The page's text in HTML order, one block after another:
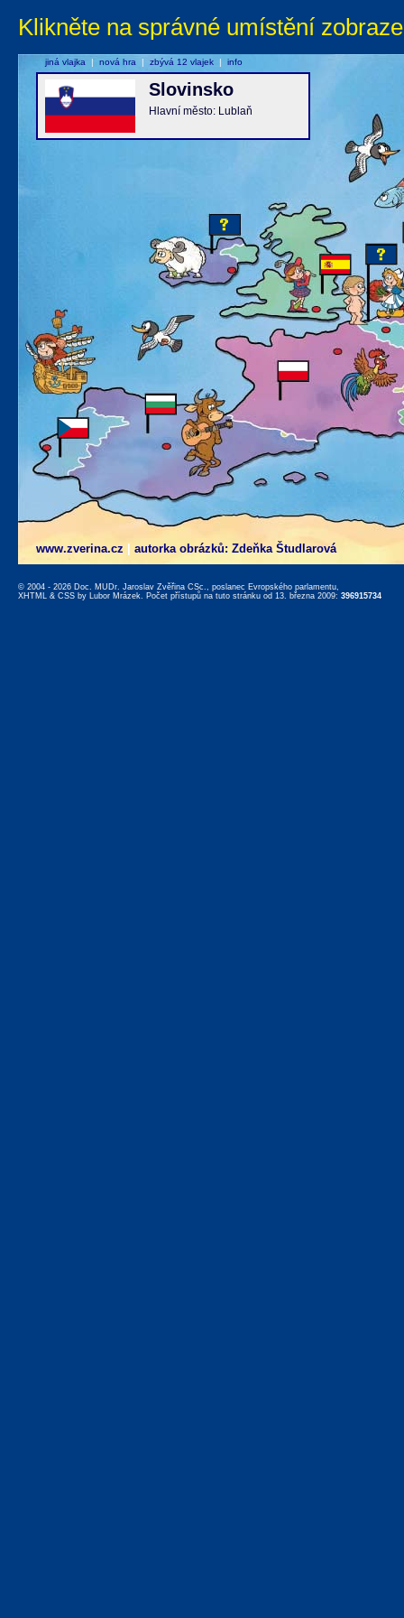
Klikněte na správné umístění
www.zverina.cz autorka obrázků: Zdeňka Študlarová
Slovinsko
Hlavní město: Lublaň
jiná vlajka | nová hra | zbývá 12 vlajek | info
© 2004 - 2026 Doc. MUDr. Jaroslav Zvěřina CSc., poslanec Evropského parlamentu,
XHTML & CSS by Lubor Mrázek. Počet přístupů na tuto stránku od 13. března 2009: 396915734